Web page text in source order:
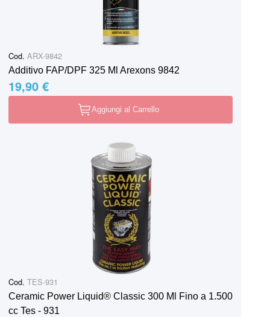
Cod. ARX-9842
Additivo FAP/DPF 325 Ml Arexons 9842
19,90 €
Aggiungi al Carrello
Cod. TES-931
Ceramic Power Liquid® Classic 300 Ml Fino a 1.500
cc Tes - 931